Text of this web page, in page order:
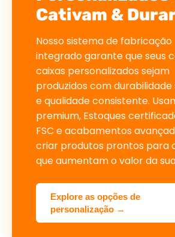
Cativam &
Nosso sistema de fabricação
integrado garante que seus
caixas personalizados sejam
produzidos com
e qualidade consistente.
premium, Estoques
FSC e acabamentos
criar produtos prontos para
que aumentam o valor da
Explore as opções de
personalização →